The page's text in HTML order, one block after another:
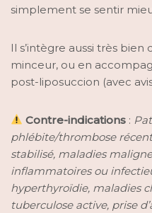
simplement se sentir
Il s’intègre aussi très
minceur, ou en
post-liposuccion (avec
Contre-indications :
phlébite/thrombose
stabilisé, maladies
inflammatoires ou
hyperthyroïdie, maladies
tuberculose active, prise